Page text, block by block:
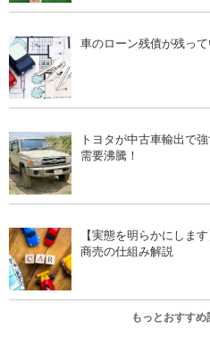
車のローン残債が残っ
トヨタが中古車輸出で
需要沸騰！
【実態を明らかにしま
商売の仕組み解説
もっとおすすめ